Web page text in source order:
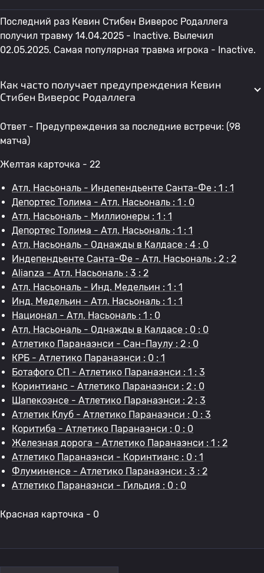
Последний раз Кевин Стибен Виверос Родаллега
получил травму 14.04.2025 - Inactive. Вылечил
02.05.2025. Самая популярная травма игрока - Inactive.
Как часто получает предупреждения Кевин
Стибен Виверос Родаллега
Ответ - Предупреждения за последние встречи: (98
матча)
Желтая карточка - 22
Атл. Насьональ - Индепендьенте Санта-Фе : 1 : 1
Депортес Толима - Атл. Насьональ : 1 : 0
Атл. Насьональ - Миллионеры : 1 : 1
Депортес Толима - Атл. Насьональ : 1 : 1
Атл. Насьональ - Однажды в Калдасе : 4 : 0
Индепендьенте Санта-Фе - Атл. Насьональ : 2 : 2
Alianza - Атл. Насьональ : 3 : 2
Атл. Насьональ - Инд. Медельин : 1 : 1
Инд. Медельин - Атл. Насьональ : 1 : 1
Национал - Атл. Насьональ : 1 : 0
Атл. Насьональ - Однажды в Калдасе : 0 : 0
Атлетико Паранаэнси - Сан-Паулу : 2 : 0
КРБ - Атлетико Паранаэнси : 0 : 1
Ботафого СП - Атлетико Паранаэнси : 1 : 3
Коринтианс - Атлетико Паранаэнси : 2 : 0
Шапекоэнсе - Атлетико Паранаэнси : 2 : 3
Атлетик Клуб - Атлетико Паранаэнси : 0 : 3
Коритиба - Атлетико Паранаэнси : 0 : 0
Железная дорога - Атлетико Паранаэнси : 1 : 2
Атлетико Паранаэнси - Коринтианс : 0 : 1
Флуминенсе - Атлетико Паранаэнси : 3 : 2
Атлетико Паранаэнси - Гильдия : 0 : 0
Красная карточка - 0